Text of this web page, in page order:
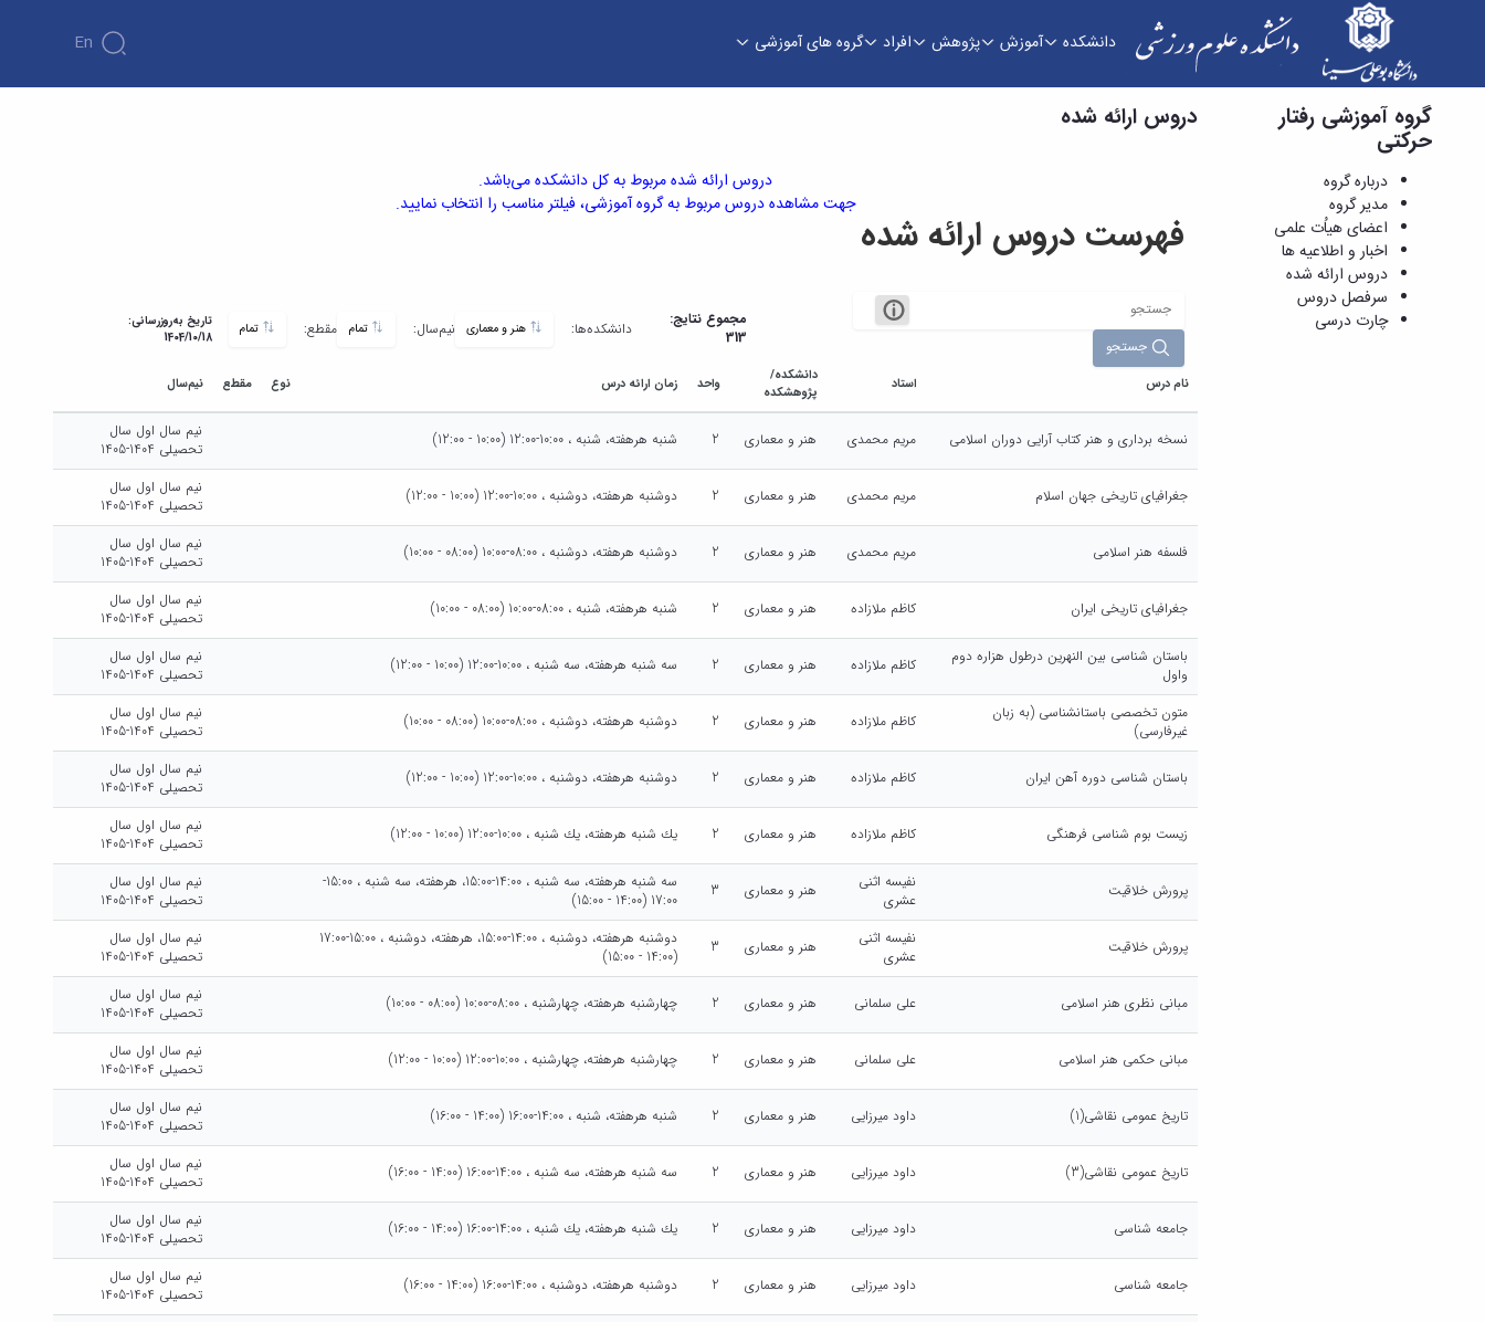
دانشکده آموزش پژوهش افراد گروه های آموزشی En
دروس ارائه شده - دانشکده علوم ورزشی
گروه آموزشی رفتار
حرکتی
درباره گروه
مدیر گروه
اعضای هیاُت علمی
اخبار و اطلاعیه ها
دروس ارائه شده
سرفصل دروس
چارت درسی
دروس ارائه شده
دروس ارائه شده مربوط به کل دانشکده می‌باشد.
جهت مشاهده دروس مربوط به گروه آموزشی، فیلتر مناسب را انتخاب نمایید.
فهرست دروس ارائه شده
جستجو
مجموع نتایج:
313
دانشکده‌ها: نیم‌سال: تمام مقطع:
تاریخ به‌روزرسانی:
1404/10/18
نام درس استاد
دانشکده/
پژوهشکده
واحد زمان ارائه درس نوع مقطع نیم‌سال
نسخه برداری و هنر کتاب آرایی دوران اسلامی مریم محمدی هنر و معماری 2 شنبه هرهفته، شنبه ، 10:00-12:00 (10:00 - 12:00)
نیم سال اول سال
تحصیلی 1404-1405
جغرافیای تاریخی جهان اسلام مریم محمدی هنر و معماری 2 دوشنبه هرهفته، دوشنبه ، 10:00-12:00 (10:00 - 12:00)
نیم سال اول سال
تحصیلی 1404-1405
فلسفه هنر اسلامی مریم محمدی هنر و معماری 2 دوشنبه هرهفته، دوشنبه ، 08:00-10:00 (08:00 - 10:00)
نیم سال اول سال
تحصیلی 1404-1405
جغرافیای تاریخی ایران کاظم ملازاده هنر و معماری 2 شنبه هرهفته، شنبه ، 08:00-10:00 (08:00 - 10:00)
نیم سال اول سال
تحصیلی 1404-1405
باستان شناسی بین النهرین درطول هزاره دوم
واول
کاظم ملازاده هنر و معماری 2 سه شنبه هرهفته، سه شنبه ، 10:00-12:00 (10:00 - 12:00)
نیم سال اول سال
تحصیلی 1404-1405
متون تخصصی باستانشناسی (به زبان
غیرفارسی)
کاظم ملازاده هنر و معماری 2 دوشنبه هرهفته، دوشنبه ، 08:00-10:00 (08:00 - 10:00)
نیم سال اول سال
تحصیلی 1404-1405
باستان شناسی دوره آهن ایران کاظم ملازاده هنر و معماری 2 دوشنبه هرهفته، دوشنبه ، 10:00-12:00 (10:00 - 12:00)
نیم سال اول سال
تحصیلی 1404-1405
زیست بوم شناسی فرهنگی کاظم ملازاده هنر و معماری 2 يك شنبه هرهفته، يك شنبه ، 10:00-12:00 (10:00 - 12:00)
نیم سال اول سال
تحصیلی 1404-1405
پرورش خلاقیت
نفیسه اثنی
عشری
هنر و معماری 3
سه شنبه هرهفته، سه شنبه ، 14:00-15:00، هرهفته، سه شنبه ، 15:00-
17:00 (14:00 - 15:00)
نیم سال اول سال
تحصیلی 1404-1405
پرورش خلاقیت
نفیسه اثنی
عشری
هنر و معماری 3
دوشنبه هرهفته، دوشنبه ، 14:00-15:00، هرهفته، دوشنبه ، 15:00-17:00
(14:00 - 15:00)
نیم سال اول سال
تحصیلی 1404-1405
مبانی نظری هنر اسلامی علی سلمانی هنر و معماری 2 چهارشنبه هرهفته، چهارشنبه ، 08:00-10:00 (08:00 - 10:00)
نیم سال اول سال
تحصیلی 1404-1405
مبانی حکمی هنر اسلامی علی سلمانی هنر و معماری 2 چهارشنبه هرهفته، چهارشنبه ، 10:00-12:00 (10:00 - 12:00)
نیم سال اول سال
تحصیلی 1404-1405
تاریخ عمومی نقاشی(1) داود میرزایی هنر و معماری 2 شنبه هرهفته، شنبه ، 14:00-16:00 (14:00 - 16:00)
نیم سال اول سال
تحصیلی 1404-1405
تاریخ عمومی نقاشی(3) داود میرزایی هنر و معماری 2 سه شنبه هرهفته، سه شنبه ، 14:00-16:00 (14:00 - 16:00)
نیم سال اول سال
تحصیلی 1404-1405
جامعه شناسی داود میرزایی هنر و معماری 2 يك شنبه هرهفته، يك شنبه ، 14:00-16:00 (14:00 - 16:00)
نیم سال اول سال
تحصیلی 1404-1405
جامعه شناسی داود میرزایی هنر و معماری 2 دوشنبه هرهفته، دوشنبه ، 14:00-16:00 (14:00 - 16:00)
نیم سال اول سال
تحصیلی 1404-1405